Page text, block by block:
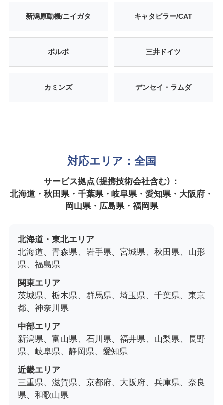
新潟原動機/ニイガタ キャタピラー/CAT
ボルボ 三井ドイツ
カミンズ デンセイ・ラムダ
対応エリア：全国
サービス拠点（提携技術会社含む）：
北海道・秋田県・千葉県・岐阜県・愛知県・大阪府・
岡山県・広島県・福岡県
北海道・東北エリア
北海道、青森県、岩手県、宮城県、秋田県、山形
県、福島県
関東エリア
茨城県、栃木県、群馬県、埼玉県、千葉県、東京
都、神奈川県
中部エリア
新潟県、富山県、石川県、福井県、山梨県、長野
県、岐阜県、静岡県、愛知県
近畿エリア
三重県、滋賀県、京都府、大阪府、兵庫県、奈良
県、和歌山県